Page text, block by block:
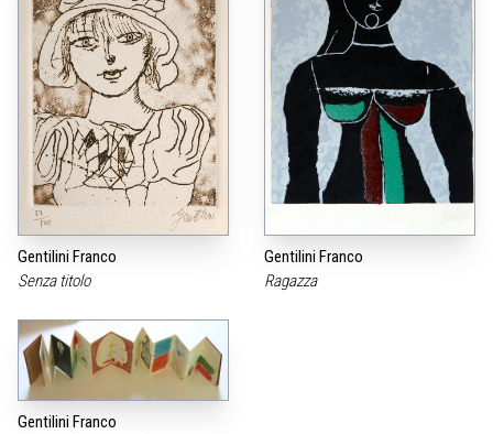
Gentilini Franco
Senza titolo
Gentilini Franco
Ragazza
Gentilini Franco